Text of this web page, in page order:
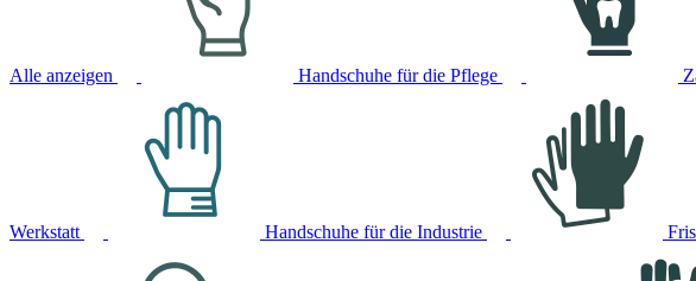
Alle anzeigen Handschuhe für die Pflege
Werkstatt Handschuhe für die Industrie